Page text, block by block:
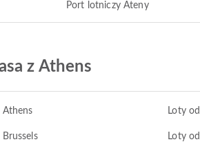
Port lotniczy Ateny
z Athens
Athens Loty
Loty